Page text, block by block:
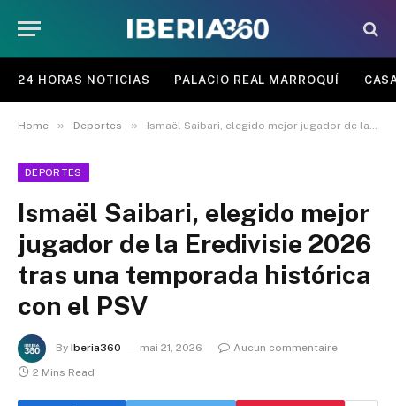
24 HORAS NOTICIAS PALACIO REAL MARROQUÍ
Home » Deportes » Ismaël Saibari, elegido mejor jugador de la Eredivisie 2026 tras una temporada histórica con el PSV
DEPORTES
Ismaël Saibari, elegido mejor
jugador de la Eredivisie 2026
tras una temporada histórica
con el PSV
By Iberia360 mai 21, 2026
Aucun commentaire
2 Mins Read